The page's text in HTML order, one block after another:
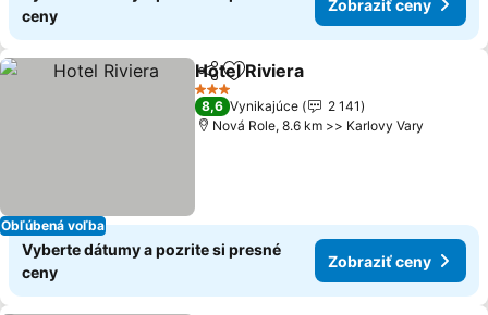
ceny
Zobraziť ceny
Obľúbená voľba
ZdieľaťPridať do obľúbených
Hotel Riviera
3 Počet hviezdičiek
8,6 Vynikajúce
2 141
Nová Role, 8.6 km >> Karlovy Vary
Vyberte dátumy a pozrite si presné
ceny
Zobraziť ceny